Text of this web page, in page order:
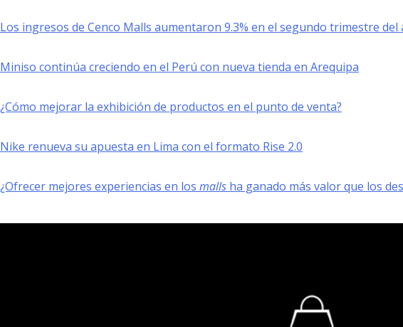
Los ingresos de Cenco Malls aumentaron 9.3% en el segundo trimestre del
Miniso continúa creciendo en el Perú con nueva tienda en Arequipa
¿Cómo mejorar la exhibición de productos en el punto de venta?
Nike renueva su apuesta en Lima con el formato Rise 2.0
¿Ofrecer mejores experiencias en los malls ha ganado más valor que los